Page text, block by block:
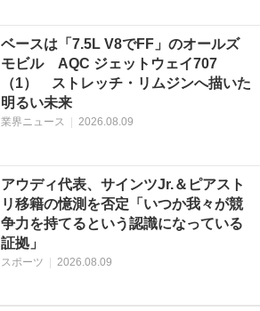
ベースは「7.5L V8でFF」のオールズ
モビル AQC ジェットウェイ707
（1） ストレッチ・リムジンへ描いた
明るい未来
業界ニュース | 2026.08.09
アウディ代表、サインツJr.＆ピアスト
リ移籍の憶測を否定「いつか我々が競
争力を持てるという認識になっている
証拠」
スポーツ | 2026.08.09